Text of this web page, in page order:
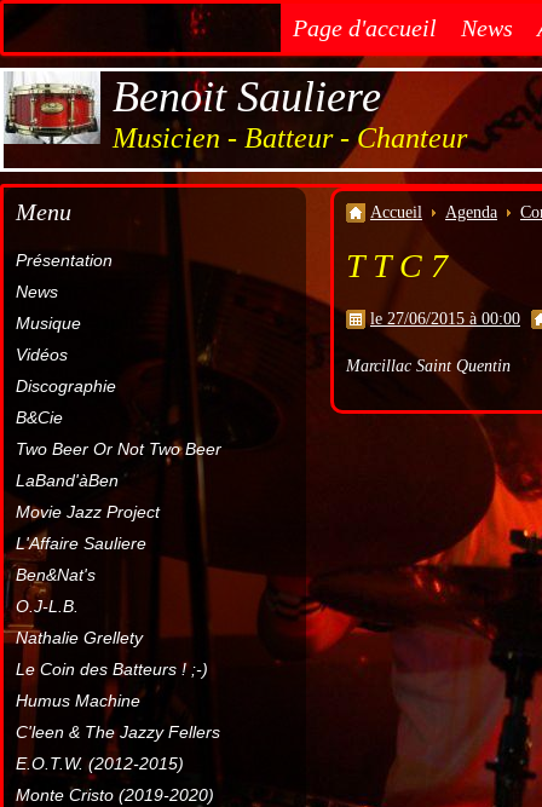
Page d'accueil News
Benoit Sauliere
Musicien - Batteur - Chanteur
Menu
Présentation
News
Musique
Vidéos
Discographie
B&Cie
Two Beer Or Not Two Beer
LaBand'àBen
Movie Jazz Project
L'Affaire Sauliere
Ben&Nat's
O.J-L.B.
Nathalie Grellety
Le Coin des Batteurs ! ;-)
Humus Machine
C'leen & The Jazzy Fellers
E.O.T.W. (2012-2015)
Monte Cristo (2019-2020)
Accueil Agenda
T T C 7
le 27/06/2015 à 00:00
Marcillac Saint Quentin